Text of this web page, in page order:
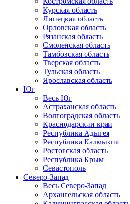
Курская область
Липецкая область
Орловская область
Рязанская область
Смоленская область
Тамбовская область
Тверская область
Тульская область
Ярославская область
Юг
Весь Юг
Астраханская область
Волгоградская область
Краснодарский край
Республика Адыгея
Республика Калмыкия
Ростовская область
Республика Крым
Севастополь
Северо-Запад
Весь Северо-Запад
Архангельская область